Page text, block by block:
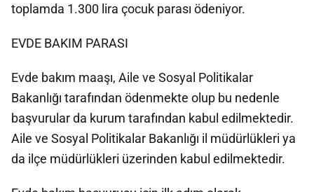
toplamda 1.300 lira çocuk parası ödeniyor.
EVDE BAKIM PARASI
Evde bakım maaşı, Aile ve Sosyal Politikalar
Bakanlığı tarafından ödenmekte olup bu nedenle
başvurular da kurum tarafından kabul edilmektedir.
Aile ve Sosyal Politikalar Bakanlığı il müdürlükleri ya
da ilçe müdürlükleri üzerinden kabul edilmektedir.